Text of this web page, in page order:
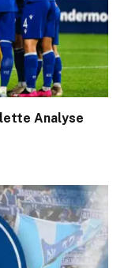
Analyse